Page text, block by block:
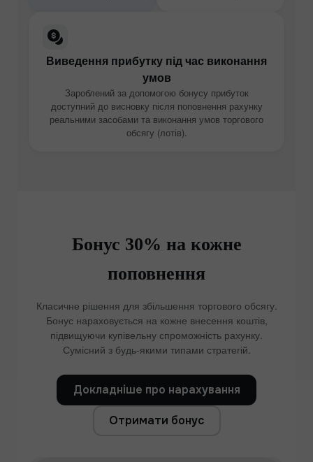
Виведення прибутку під час виконання
умов
Зароблений за допомогою бонусу прибуток
доступний до висновку після поповнення рахунку
реальними засобами та виконання умов торгового
обсягу (лотів).
Бонус 30% на кожне
поповнення
Класичне рішення для збільшення торгового обсягу.
Бонус нараховується на кожне внесення коштів,
підвищуючи купівельну спроможність рахунку.
Сумісний з будь-якими типами стратегій.
Докладніше про нарахування
Отримати бонус